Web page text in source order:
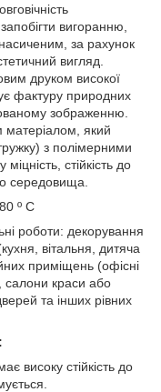
вигоранню,
за рахунок
вигляд.
друком високої
фактуру природних
зображенню.
який
з полімерними
стійкість до
середовища.
º С
роботи: декорування
вітальня, дитяча
приміщень (офісні
салони краси або
та інших рівних
високу стійкість до